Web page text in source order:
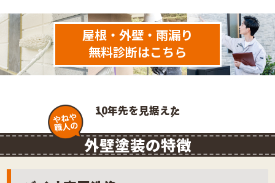
屋根・外壁・雨漏り
無料診断はこちら
やねや
職人の
10年先を見据えた
外壁塗装の特徴